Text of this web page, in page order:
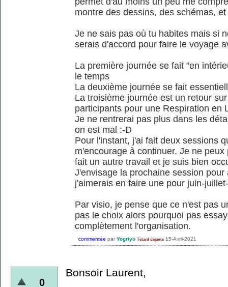
montre des dessins, des schémas,
Je ne sais pas où tu habites mais si
serais d'accord pour faire le voyage
La première journée se fait "en
le temps
La deuxième journée se fait
La troisième journée est un retour
participants pour une Respiration en
Je ne rentrerai pas plus dans les
on est mal :-D
Pour l'instant, j'ai fait deux sessions
m'encourage à continuer. Je ne
fait un autre travail et je suis bien
J'envisage la prochaine session
j'aimerais en faire une pour juin-
Par visio, je pense que ce n'est pas
pas le choix alors pourquoi pas
complètement l'organisation.
commentée par Yogriyo Tétard déjanté 15-Avril-2021
0
Bonsoir Laurent,